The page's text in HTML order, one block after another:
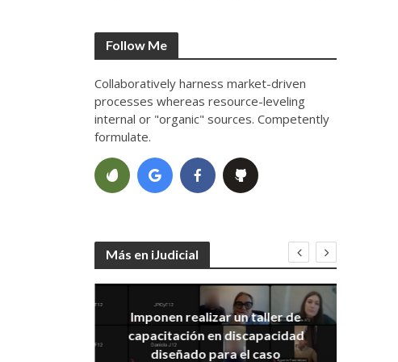
Follow Me
Collaboratively harness market-driven
processes whereas resource-leveling
internal or "organic" sources. Competently
formulate.
Más en iJudicial
Imponen realizar un taller de
capacitación en discapacidad
diseñado para el caso